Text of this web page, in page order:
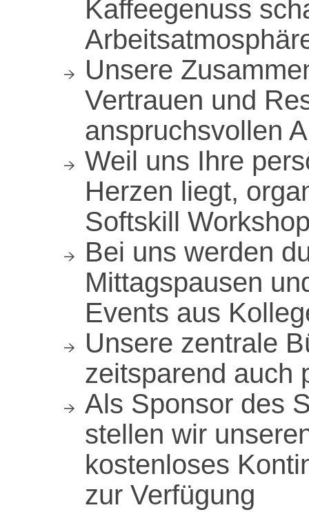
Kaffeegenuss
Unsere
Vertrauen und
anspruchsvollen
Weil uns Ihre
Herzen liegt,
Softskill
Bei uns werden
Mittagspausen
Events aus
Unsere zentrale
zeitsparend auch
Als Sponsor des
stellen wir
kostenloses
zur Verfügung